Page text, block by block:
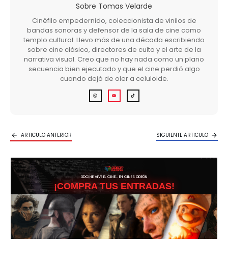
Sobre Tomas Velarde
Cinéfilo empedernido, coleccionista de vinilos de
bandas sonoras y defensor de la sala de cine como
templo cultural. Llevo más de una década escribiendo
sobre cine clásico, directores de culto y el arte de la
narrativa visual. Creo que no hay nada como un plano
secuencia bien ejecutado y que el cine perdió algo
cuando dejó de oler a celuloide.
ARTICULO ANTERIOR SIGUIENTE ARTICULO
3DCINE VIVE EL CINE… EN CINES ODEÓN
¡COMPRA TUS ENTRADAS!